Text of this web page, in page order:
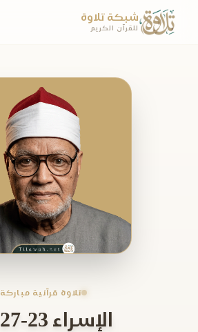
شبكة تلاوة
للقرآن الكريم
تلاوة قرآنية مباركة
الإسراء 23-27 5د